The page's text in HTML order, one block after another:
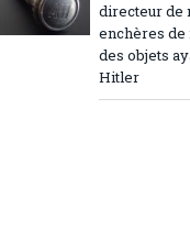
directeur de
enchères
des objets
Hitler